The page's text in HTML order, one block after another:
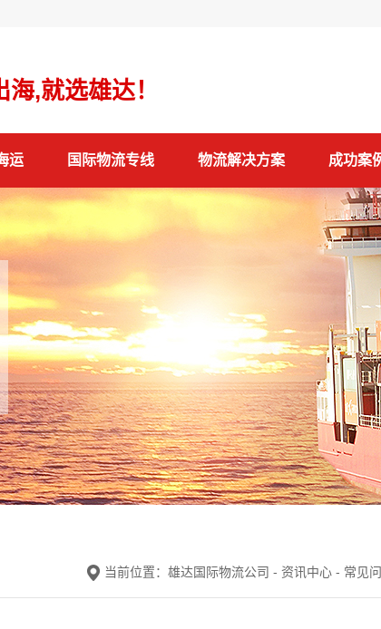
海,就选雄达！
运 国际物流专线 物流解决方案 成功案
当前位置： 雄达国际物流公司 - 资讯中心 - 常见